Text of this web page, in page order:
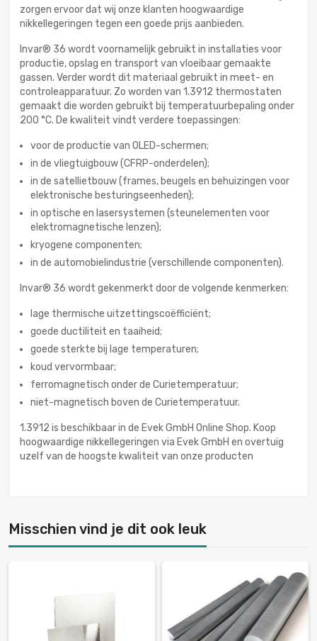
zorgen ervoor dat wij onze klanten hoogwaardige
nikkellegeringen tegen een goede prijs aanbieden.
Invar® 36 wordt voornamelijk gebruikt in installaties voor
productie, opslag en transport van vloeibaar gemaakte
gassen. Verder wordt dit materiaal gebruikt in meet- en
controleapparatuur. Zo worden van 1.3912 thermostaten
gemaakt die worden gebruikt bij temperatuurbepaling onder
200 °C. De kwaliteit vindt verdere toepassingen:
voor de productie van OLED-schermen;
in de vliegtuigbouw (CFRP-onderdelen);
in de satellietbouw (frames, beugels en behuizingen voor
elektronische besturingseenheden);
in optische en lasersystemen (steunelementen voor
elektromagnetische lenzen);
kryogene componenten;
in de automobielindustrie (verschillende componenten).
Invar® 36 wordt gekenmerkt door de volgende kenmerken:
lage thermische uitzettingscoëfficiënt;
goede ductiliteit en taaiheid;
goede sterkte bij lage temperaturen;
koud vervormbaar;
ferromagnetisch onder de Curietemperatuur;
niet-magnetisch boven de Curietemperatuur.
1.3912 is beschikbaar in de Evek GmbH Online Shop. Koop
hoogwaardige nikkellegeringen via Evek GmbH en overtuig
uzelf van de hoogste kwaliteit van onze producten
Misschien vind je dit ook leuk